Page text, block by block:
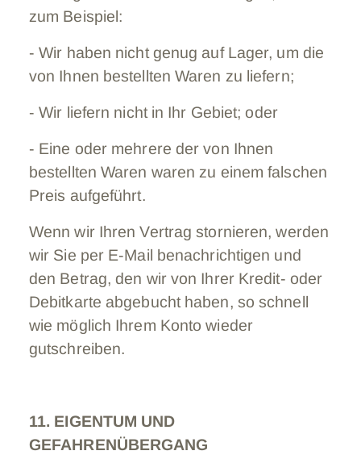
zum Beispiel:
- Wir haben nicht genug auf Lager, um die
von Ihnen bestellten Waren zu liefern;
- Wir liefern nicht in Ihr Gebiet; oder
- Eine oder mehrere der von Ihnen
bestellten Waren waren zu einem falschen
Preis aufgeführt.
Wenn wir Ihren Vertrag stornieren, werden
wir Sie per E-Mail benachrichtigen und
den Betrag, den wir von Ihrer Kredit- oder
Debitkarte abgebucht haben, so schnell
wie möglich Ihrem Konto wieder
gutschreiben.
11. EIGENTUM UND
GEFAHRENÜBERGANG